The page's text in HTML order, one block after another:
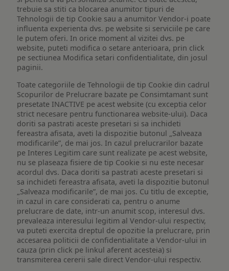
trebuie sa stiti ca blocarea anumitor tipuri de
Tehnologii de tip Cookie sau a anumitor Vendor-i poate
influenta experienta dvs. pe website si serviciile pe care
le putem oferi. In orice moment al vizitei dvs. pe
website, puteti modifica o setare anterioara, prin click
pe sectiunea Modifica setari confidentialitate, din josul
paginii.
Toate categoriile de Tehnologii de tip Cookie din cadrul
Scopurilor de Prelucrare bazate pe Consimtamant sunt
presetate INACTIVE pe acest website (cu exceptia celor
strict necesare pentru functionarea website-ului). Daca
doriti sa pastrati aceste presetari si sa inchideti
fereastra afisata, aveti la dispozitie butonul „Salveaza
modificarile”, de mai jos. In cazul prelucrarilor bazate
pe Interes Legitim care sunt realizate pe acest website,
nu se plaseaza fisiere de tip Cookie si nu este necesar
acordul dvs. Daca doriti sa pastrati aceste presetari si
sa inchideti fereastra afisata, aveti la dispozitie butonul
„Salveaza modificarile”, de mai jos. Cu titlu de exceptie,
in cazul in care considerati ca, pentru o anume
prelucrare de date, intr-un anumit scop, interesul dvs.
prevaleaza interesului legitim al Vendor-ului respectiv,
va puteti exercita dreptul de opozitie la prelucrare, prin
accesarea politicii de confidentialitate a Vendor-ului in
cauza (prin click pe linkul aferent acesteia) si
transmiterea cererii sale direct Vendor-ului respectiv.